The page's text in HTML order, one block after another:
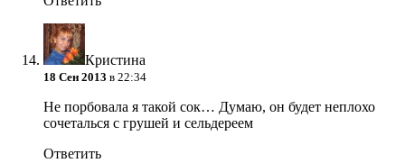
Кристина
18 Сен 2013 в 22:34
Не порбовала я такой сок… Думаю, он будет неплохо
сочеталься с грушей и сельдереем
Ответить